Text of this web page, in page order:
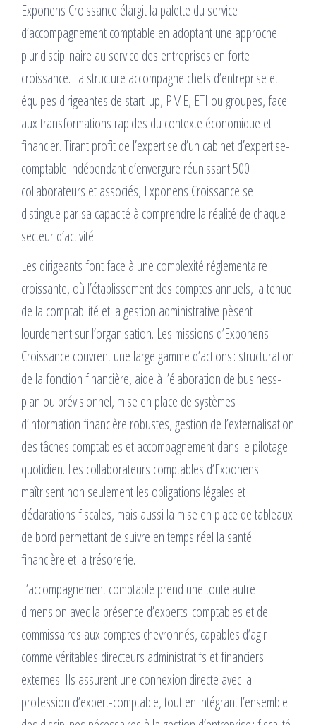
Exponens Croissance élargit la palette du service
d’accompagnement comptable en adoptant une approche
pluridisciplinaire au service des entreprises en forte
croissance. La structure accompagne chefs d’entreprise et
équipes dirigeantes de start-up, PME, ETI ou groupes, face
aux transformations rapides du contexte économique et
financier. Tirant profit de l’expertise d’un cabinet d’expertise-
comptable indépendant d’envergure réunissant 500
collaborateurs et associés, Exponens Croissance se
distingue par sa capacité à comprendre la réalité de chaque
secteur d’activité.
Les dirigeants font face à une complexité réglementaire
croissante, où l’établissement des comptes annuels, la tenue
de la comptabilité et la gestion administrative pèsent
lourdement sur l’organisation. Les missions d’Exponens
Croissance couvrent une large gamme d’actions : structuration
de la fonction financière, aide à l’élaboration de business-
plan ou prévisionnel, mise en place de systèmes
d’information financière robustes, gestion de l’externalisation
des tâches comptables et accompagnement dans le pilotage
quotidien. Les collaborateurs comptables d’Exponens
maîtrisent non seulement les obligations légales et
déclarations fiscales, mais aussi la mise en place de tableaux
de bord permettant de suivre en temps réel la santé
financière et la trésorerie.
L’accompagnement comptable prend une toute autre
dimension avec la présence d’experts-comptables et de
commissaires aux comptes chevronnés, capables d’agir
comme véritables directeurs administratifs et financiers
externes. Ils assurent une connexion directe avec la
profession d’expert-comptable, tout en intégrant l’ensemble